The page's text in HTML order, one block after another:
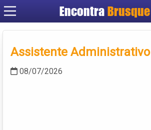
EncontraBrusque
Cadastrar
Criar conta
Assistente Administrativo
08/07/2026